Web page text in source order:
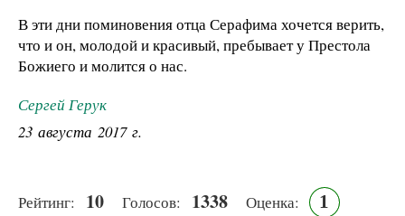
В эти дни поминовения отца Серафима хочется верить,
что и он, молодой и красивый, пребывает у Престола
Божиего и молится о нас.
Сергей Герук
23 августа 2017 г.
Рейтинг: 10 Голосов: 1338 Оценка: 1